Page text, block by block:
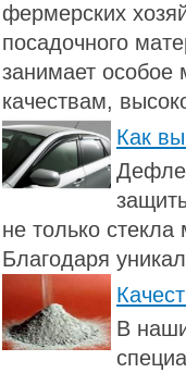
фермерских
посадочного
занимает особое
качествам,
Как
не только
Благодаря
В